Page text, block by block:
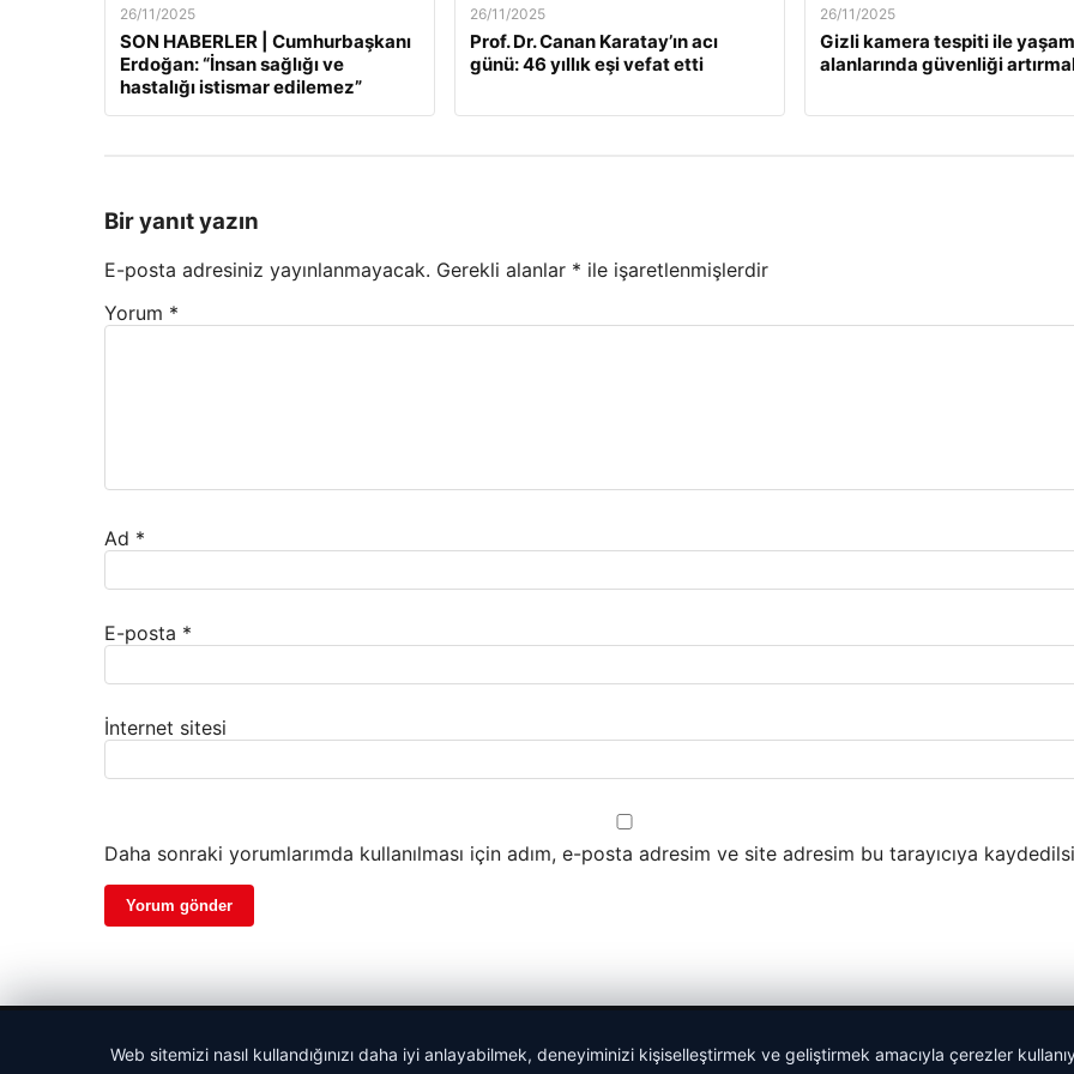
26/11/2025
SON HABERLER | Cumhurbaşkanı
Erdoğan: “İnsan sağlığı ve
hastalığı istismar edilemez”
26/11/2025
Prof. Dr. Canan Karatay’ın acı
günü: 46 yıllık eşi vefat etti
26/11/2025
Gizli kamera tespiti ile yaşam
alanlarında güvenliği
Bir yanıt yazın
E-posta adresiniz yayınlanmayacak. Gerekli alanlar * ile işaretlenmişlerdir
Yorum *
Ad *
E-posta *
İnternet sitesi
Daha sonraki yorumlarımda kullanılması için adım, e-posta adresim ve site adresim bu tarayıcıya
Web sitemizi nasıl kullandığınızı daha iyi anlayabilmek, deneyiminizi kişiselleştirmek ve geliştirmek amacıyla çerezler